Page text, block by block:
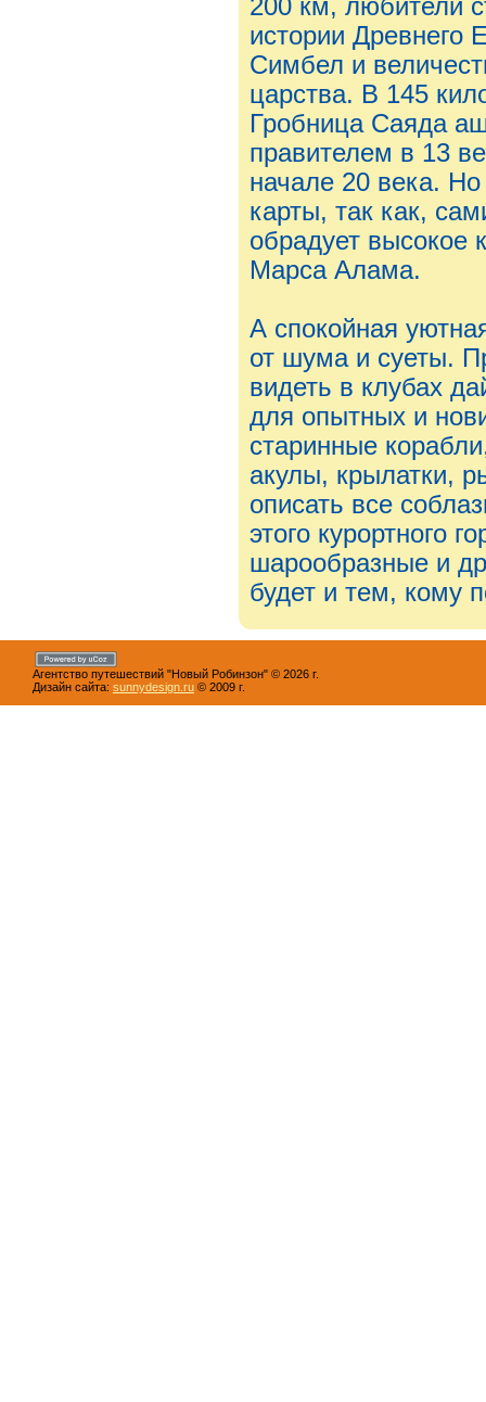
200 км, любители
истории Древнего
Симбел и
царства. В 145
Гробница Саяда
правителем в 13
начале 20 века.
карты, так как,
обрадует высокое
Марса Алама.
А спокойная
от шума и суеты.
видеть в клубах
для опытных и
старинные
акулы, крылатки,
описать все
этого курортного
шарообразные и
будет и тем, кому
Агентство путешествий "Новый Робинзон" © 2026 г.
Дизайн сайта: sunnydesign.ru © 2009 г.